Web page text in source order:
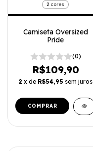
2 cores
Camiseta Oversized
Pride
(0)
R$109,90
2 x de R$54,95 sem juros
COMPRAR